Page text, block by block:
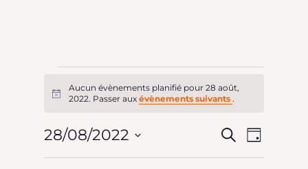
for
Notice
Aucun évènements planifié pour 28 août,
2022. Passer auxévènements suivants.
Recherche
Jour
28/08/2022